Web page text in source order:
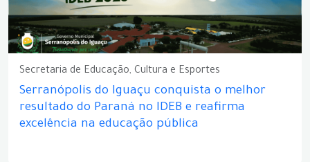
Secretaria de Educação, Cultura e Esportes
Serranópolis do Iguaçu conquista o melhor
resultado do Paraná no IDEB e reafirma
excelência na educação pública